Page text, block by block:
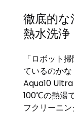
徹底的
熱水洗浄
「ロボット
ているのか
Aqua10
100℃の熱湯
フクリーニン